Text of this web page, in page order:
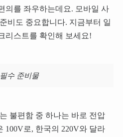
의를 좌우하는데요. 모바일 사
비도 중요합니다. 지금부터 일
리스트를 확인해 보세요!
수 준비물
불편함 중 하나는 바로 전압
100V로, 한국의 220V와 달라